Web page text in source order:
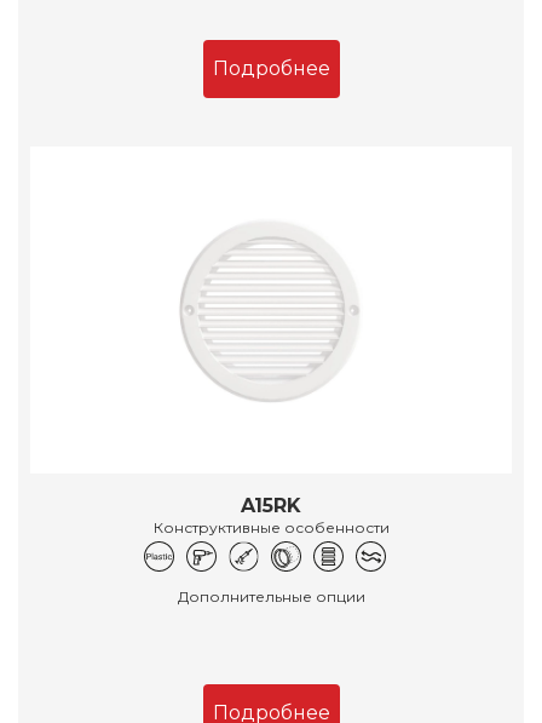
Подробнее
A15RK
Конструктивные особенности
Дополнительные опции
Подробнее